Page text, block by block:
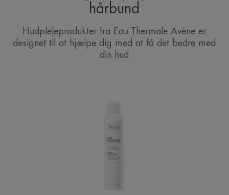
hårbund
Hudplejeprodukter fra Eau Thermale Avène er
designet til at hjælpe dig med at få det bedre med
din hud
Spray
Beroligende
spray